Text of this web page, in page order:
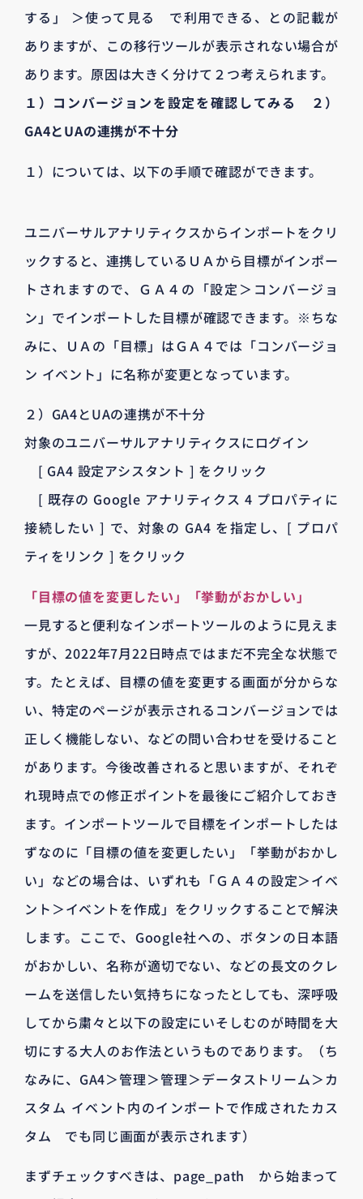
する」 ＞使って見る で利用できる、との記載が
ありますが、この移行ツールが表示されない場合が
あります。原因は大きく分けて２つ考えられます。
１）コンバージョンを設定を確認してみる ２）
GA4とUAの連携が不十分
１）については、以下の手順で確認ができます。
ユニバーサルアナリティクスからインポートをクリ
ックすると、連携しているＵＡから目標がインポー
トされますので、ＧＡ４の「設定＞コンバージョ
ン」でインポートした目標が確認できます。※ちな
みに、ＵＡの「目標」はＧＡ４では「コンバージョ
ン イベント」に名称が変更となっています。
２）GA4とUAの連携が不十分
対象のユニバーサルアナリティクスにログイン
[ GA4 設定アシスタント ] をクリック
[ 既存の Google アナリティクス 4 プロパティに
接続したい ] で、対象の GA4 を指定し、[ プロパ
ティをリンク ] をクリック
「目標の値を変更したい」「挙動がおかしい」
一見すると便利なインポートツールのように見えま
すが、2022年7月22日時点ではまだ不完全な状態で
す。たとえば、目標の値を変更する画面が分からな
い、特定のページが表示されるコンバージョンでは
正しく機能しない、などの問い合わせを受けること
があります。今後改善されると思いますが、それぞ
れ現時点での修正ポイントを最後にご紹介しておき
ます。インポートツールで目標をインポートしたは
ずなのに「目標の値を変更したい」「挙動がおかし
い」などの場合は、いずれも「ＧＡ４の設定＞イベ
ント＞イベントを作成」をクリックすることで解決
します。ここで、Google社への、ボタンの日本語
がおかしい、名称が適切でない、などの長文のクレ
ームを送信したい気持ちになったとしても、深呼吸
してから粛々と以下の設定にいそしむのが時間を大
切にする大人のお作法というものであります。（ち
なみに、GA4＞管理＞管理＞データストリーム＞カ
スタム イベント内のインポートで作成されたカス
タム でも同じ画面が表示されます）
まずチェックすべきは、page_path から始まって